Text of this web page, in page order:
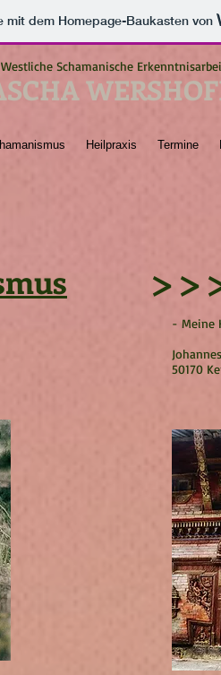
mit dem Homepage-Baukasten von
- Meine
50170
Westliche Schamanische
Heilpraxis Termine